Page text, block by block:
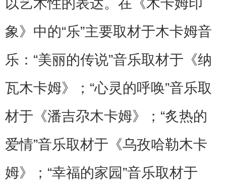
以艺术性的表达。在《木卡姆印
象》中的“乐”主要取材于木卡姆音
乐：“美丽的传说”音乐取材于《纳
瓦木卡姆》；“心灵的呼唤”音乐取
材于《潘吉尕木卡姆》；“炙热的
爱情”音乐取材于《乌孜哈勒木卡
姆》；“幸福的家园”音乐取材于